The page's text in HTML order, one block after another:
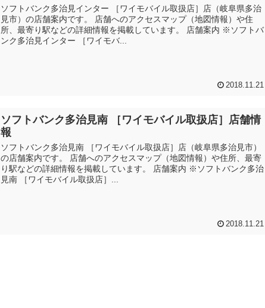
ソフトバンク多治見インター ［ワイモバイル取扱店］店（岐阜県多治
見市）の店舗案内です。 店舗へのアクセスマップ（地図情報）や住
所、最寄り駅などの詳細情報を掲載しています。 店舗案内 ※ソフトバ
ンク多治見インター ［ワイモバ...
2018.11.21
ソフトバンク多治見南 ［ワイモバイル取扱店］店舗情
報
ソフトバンク多治見南 ［ワイモバイル取扱店］店（岐阜県多治見市）
の店舗案内です。 店舗へのアクセスマップ（地図情報）や住所、最寄
り駅などの詳細情報を掲載しています。 店舗案内 ※ソフトバンク多治
見南 ［ワイモバイル取扱店］...
2018.11.21